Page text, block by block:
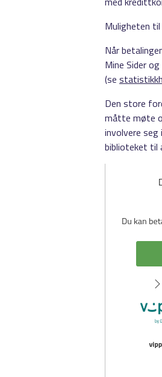
Muligheten
Når
Mine Sider
(se
Den store
måtte møte
involvere
biblioteket til